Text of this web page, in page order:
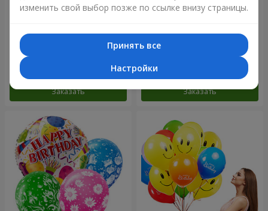
Коллекция шаров "Украина"
Заказать
Коллекция шариков
"Веселый День Рождения" -
7 шариков
Заказать
изменить свой выбор позже по ссылке внизу страницы.
Принять все
Настройки